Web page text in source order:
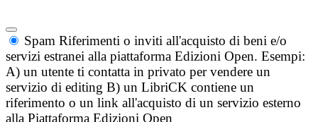
Spam Riferimenti o inviti all'acquisto di beni e/o
servizi estranei alla piattaforma Edizioni Open. Esempi:
A) un utente ti contatta in privato per vendere un
servizio di editing B) un LibriCK contiene un
riferimento o un link all'acquisto di un servizio esterno
alla Piattaforma Edizioni Open